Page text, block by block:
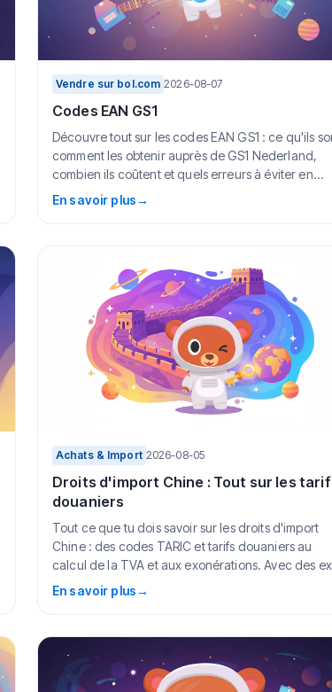
Vendre sur bol.com 2026-08-07
Codes EAN GS1
Découvre tout sur les codes EAN GS1 : ce qu'ils
comment les obtenir auprès de GS1 Nederland,
combien ils coûtent et quels erreurs à éviter en...
En savoir plus→
Achats & Import 2026-08-05
Droits d'import Chine : Tout sur les
douaniers
Tout ce que tu dois savoir sur les droits d'import
Chine : des codes TARIC et tarifs douaniers au
calcul de la TVA et aux exonérations. Avec des
En savoir plus→